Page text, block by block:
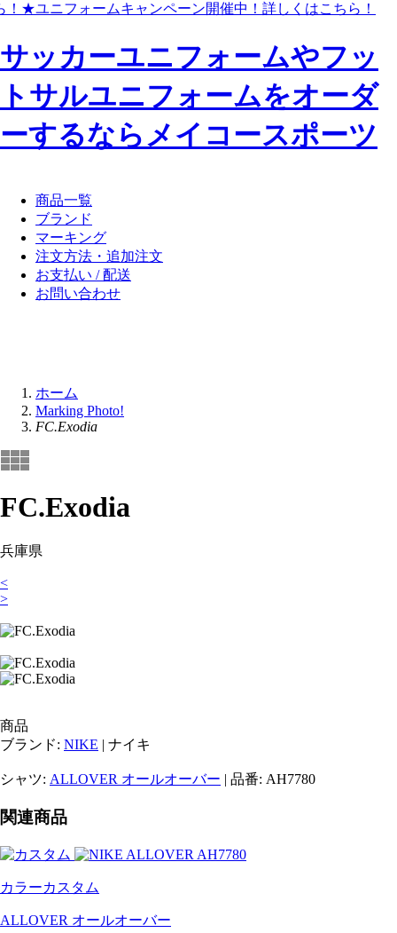
★ユニフォームキャンペーン開催中！詳しくはこちら！
サッカーユニフォームやフッ
トサルユニフォームをオーダ
ーするならメイコースポーツ
商品一覧
ブランド
マーキング
注文方法・追加注文
お支払い / 配送
お問い合わせ
ホーム
Marking Photo!
FC.Exodia
FC.Exodia
兵庫県
<
>
商品
ブランド: NIKE | ナイキ
シャツ: ALLOVER オールオーバー | 品番: AH7780
関連商品
カラーカスタム
ALLOVER オールオーバー